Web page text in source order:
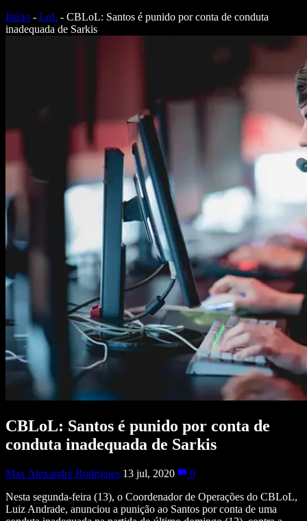
Início - LoL - CBLoL: Santos é punido por conta de conduta
inadequada de Sarkis
CBLoL: Santos é punido por conta de
conduta inadequada de Sarkis
Max Alexandre Rodrigues 13 jul, 2020
0
Nesta segunda-feira (13), o Coordenador de Operações do CBLoL,
Luiz Andrade, anunciou a punição ao Santos por conta de uma